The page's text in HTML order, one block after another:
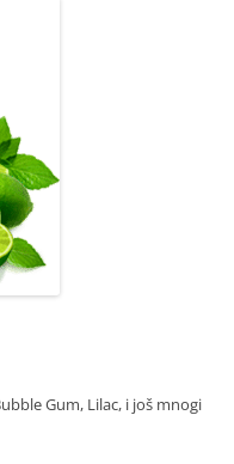
Gum, Lilac, i još mnogi